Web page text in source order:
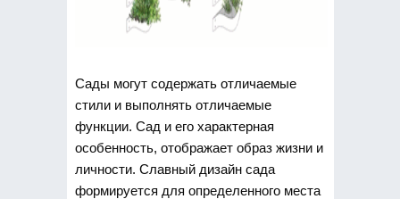
Сады могут содержать отличаемые
стили и выполнять отличаемые
функции. Сад и его характерная
особенность, отображает образ жизни и
личности. Славный дизайн сада
формируется для определенного места